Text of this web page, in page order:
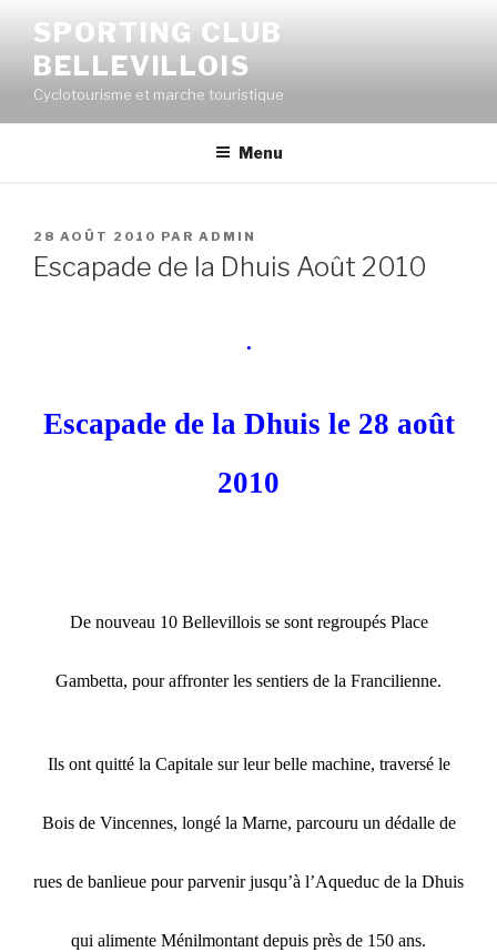
SPORTING CLUB
BELLEVILLOIS
Cyclotourisme et marche touristique
Menu
28 AOÛT 2010 PAR ADMIN
Escapade de la Dhuis Août 2010
.
Escapade de la Dhuis le 28 août
2010
De nouveau 10 Bellevillois se sont regroupés Place
Gambetta, pour affronter les sentiers de la Francilienne.
Ils ont quitté la Capitale sur leur belle machine, traversé le
Bois de Vincennes, longé la Marne, parcouru un dédalle de
rues de banlieue pour parvenir jusqu’à l’Aqueduc de la Dhuis
qui alimente Ménilmontant depuis près de 150 ans.